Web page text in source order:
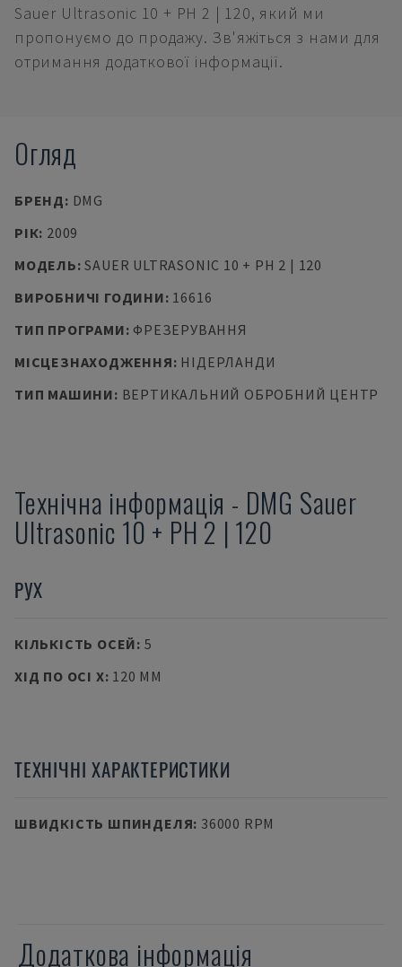
Sauer Ultrasonic 10 + PH 2 | 120, який ми
пропонуємо до продажу. Зв'яжіться з нами для
отримання додаткової інформації.
Огляд
БРЕНД: DMG
РІК: 2009
МОДЕЛЬ:SAUER ULTRASONIC 10 + PH 2 | 120
ВИРОБНИЧІ ГОДИНИ: 16616
ТИП ПРОГРАМИ: ФРЕЗЕРУВАННЯ
МІСЦЕЗНАХОДЖЕННЯ: НІДЕРЛАНДИ
ТИП МАШИНИ: ВЕРТИКАЛЬНИЙ ОБРОБНИЙ ЦЕНТР
Технічна інформація - DMG Sauer
Ultrasonic 10 + PH 2 | 120
РУХ
КІЛЬКІСТЬ ОСЕЙ: 5
ХІД ПО ОСІ X: 120 MM
ТЕХНІЧНІ ХАРАКТЕРИСТИКИ
ШВИДКІСТЬ ШПИНДЕЛЯ: 36000 RPM
Додаткова інформація